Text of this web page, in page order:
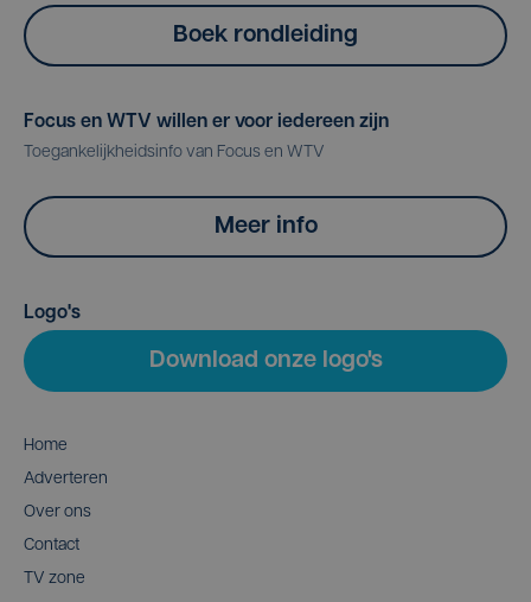
Boek rondleiding
Focus en WTV willen er voor iedereen zijn
Toegankelijkheidsinfo van Focus en WTV
Meer info
Logo's
Download onze logo's
Home
Adverteren
Over ons
Contact
TV zone